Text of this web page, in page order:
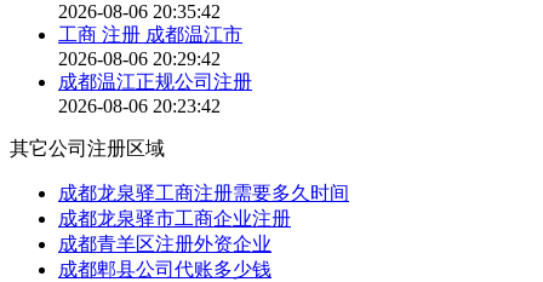
2026-08-06 20:35:42
工商 注册 成都温江市
2026-08-06 20:29:42
成都温江正规公司注册
2026-08-06 20:23:42
其它公司注册区域
成都龙泉驿工商注册需要多久时间
成都龙泉驿市工商企业注册
成都青羊区注册外资企业
成都郫县公司代账多少钱